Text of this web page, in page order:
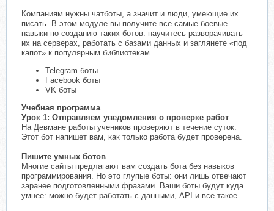
Компаниям нужны чатботы, а значит и люди, умеющие их
писать. В этом модуле вы получите все самые боевые
навыки по созданию таких ботов: научитесь разворачивать
их на серверах, работать с базами данных и заглянете «под
капот» к популярным библиотекам.
Telegram боты
Facebook боты
VK боты
Учебная программа
Урок 1: Отправляем уведомления о проверке работ
На Девмане работы учеников проверяют в течение суток.
Этот бот напишет вам, как только работа будет проверена.
Пишите умных ботов
Многие сайты предлагают вам создать бота без навыков
программирования. Но это глупые боты: они лишь отвечают
заранее подготовленными фразами. Ваши боты будут куда
умнее: можно будет работать с данными, API и все такое.